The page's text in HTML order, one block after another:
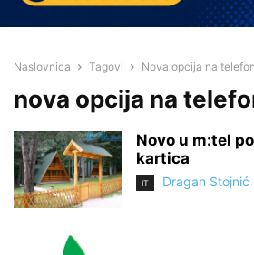
Naslovnica Tagovi Nova opcija na
nova opcija na
Novo u m:tel
kartica
IT Dragan Stojnić